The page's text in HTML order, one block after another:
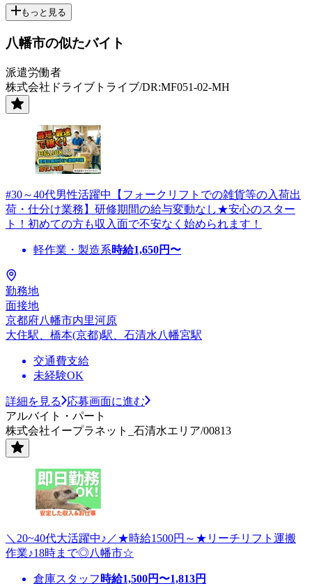
もっと見る
八幡市の似たバイト
派遣労働者
株式会社ドライブトライブ/DR:MF051-02-MH
#30～40代男性活躍中【フォークリフトでの雑貨等の入荷出
荷・仕分け業務】研修期間の給与変動なし★安心のスター
ト！初めての方も収入面で不安なく始められます！
軽作業・製造系時給1,650円〜
勤務地
面接地
京都府八幡市内里河原
大住駅、橋本(京都)駅、石清水八幡宮駅
交通費支給
未経験OK
詳細を見る
応募画面に進む
アルバイト・パート
株式会社イープラネット_石清水エリア/00813
＼20~40代大活躍中♪／★時給1500円～★リーチリフト運搬
作業♪18時まで◎八幡市☆
倉庫スタッフ 時給1,500円〜1,813円